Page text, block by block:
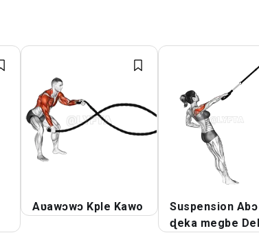
Aʋawɔwɔ Kple Kawo
Suspension Abɔ
ɖeka megbe